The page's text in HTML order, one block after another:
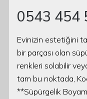
0543 454
Evinizin estetiğini
bir parçası olan
renkleri solabilir
tam bu noktada,
**Süpürgelik